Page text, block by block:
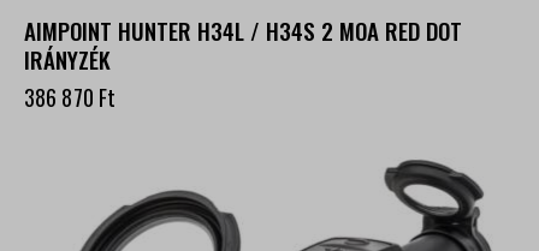
AIMPOINT HUNTER H34L / H34S 2 MOA RED DOT
IRÁNYZÉK
386 870 Ft